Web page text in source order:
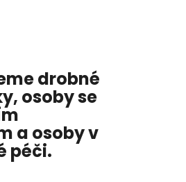
drobné
osoby se
a osoby v
péči.